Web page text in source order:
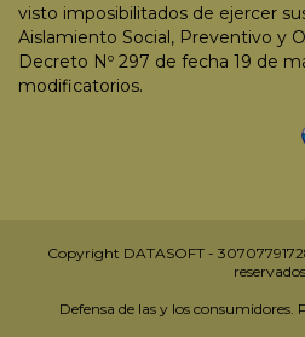
visto imposibilitados de ejercer
Aislamiento Social, Preventivo y
Decreto Nº 297 de fecha 19 de
modificatorios.
Copyright DATASOFT -
reservados.
Defensa de las y los consumidores.